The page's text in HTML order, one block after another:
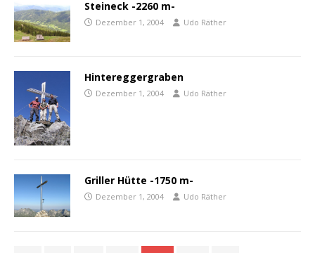
Steineck -2260 m-
Dezember 1, 2004 Udo Räther
Hintereggergraben
Dezember 1, 2004 Udo Räther
Griller Hütte -1750 m-
Dezember 1, 2004 Udo Räther